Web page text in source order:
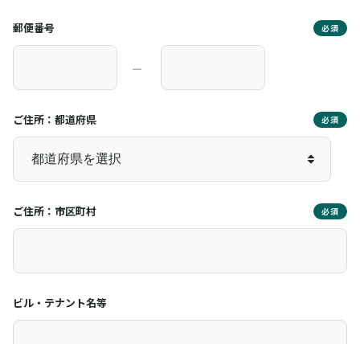
郵便番号 必須
―
ご住所：都道府県 必須
ご住所：市区町村 必須
ビル・テナント名等